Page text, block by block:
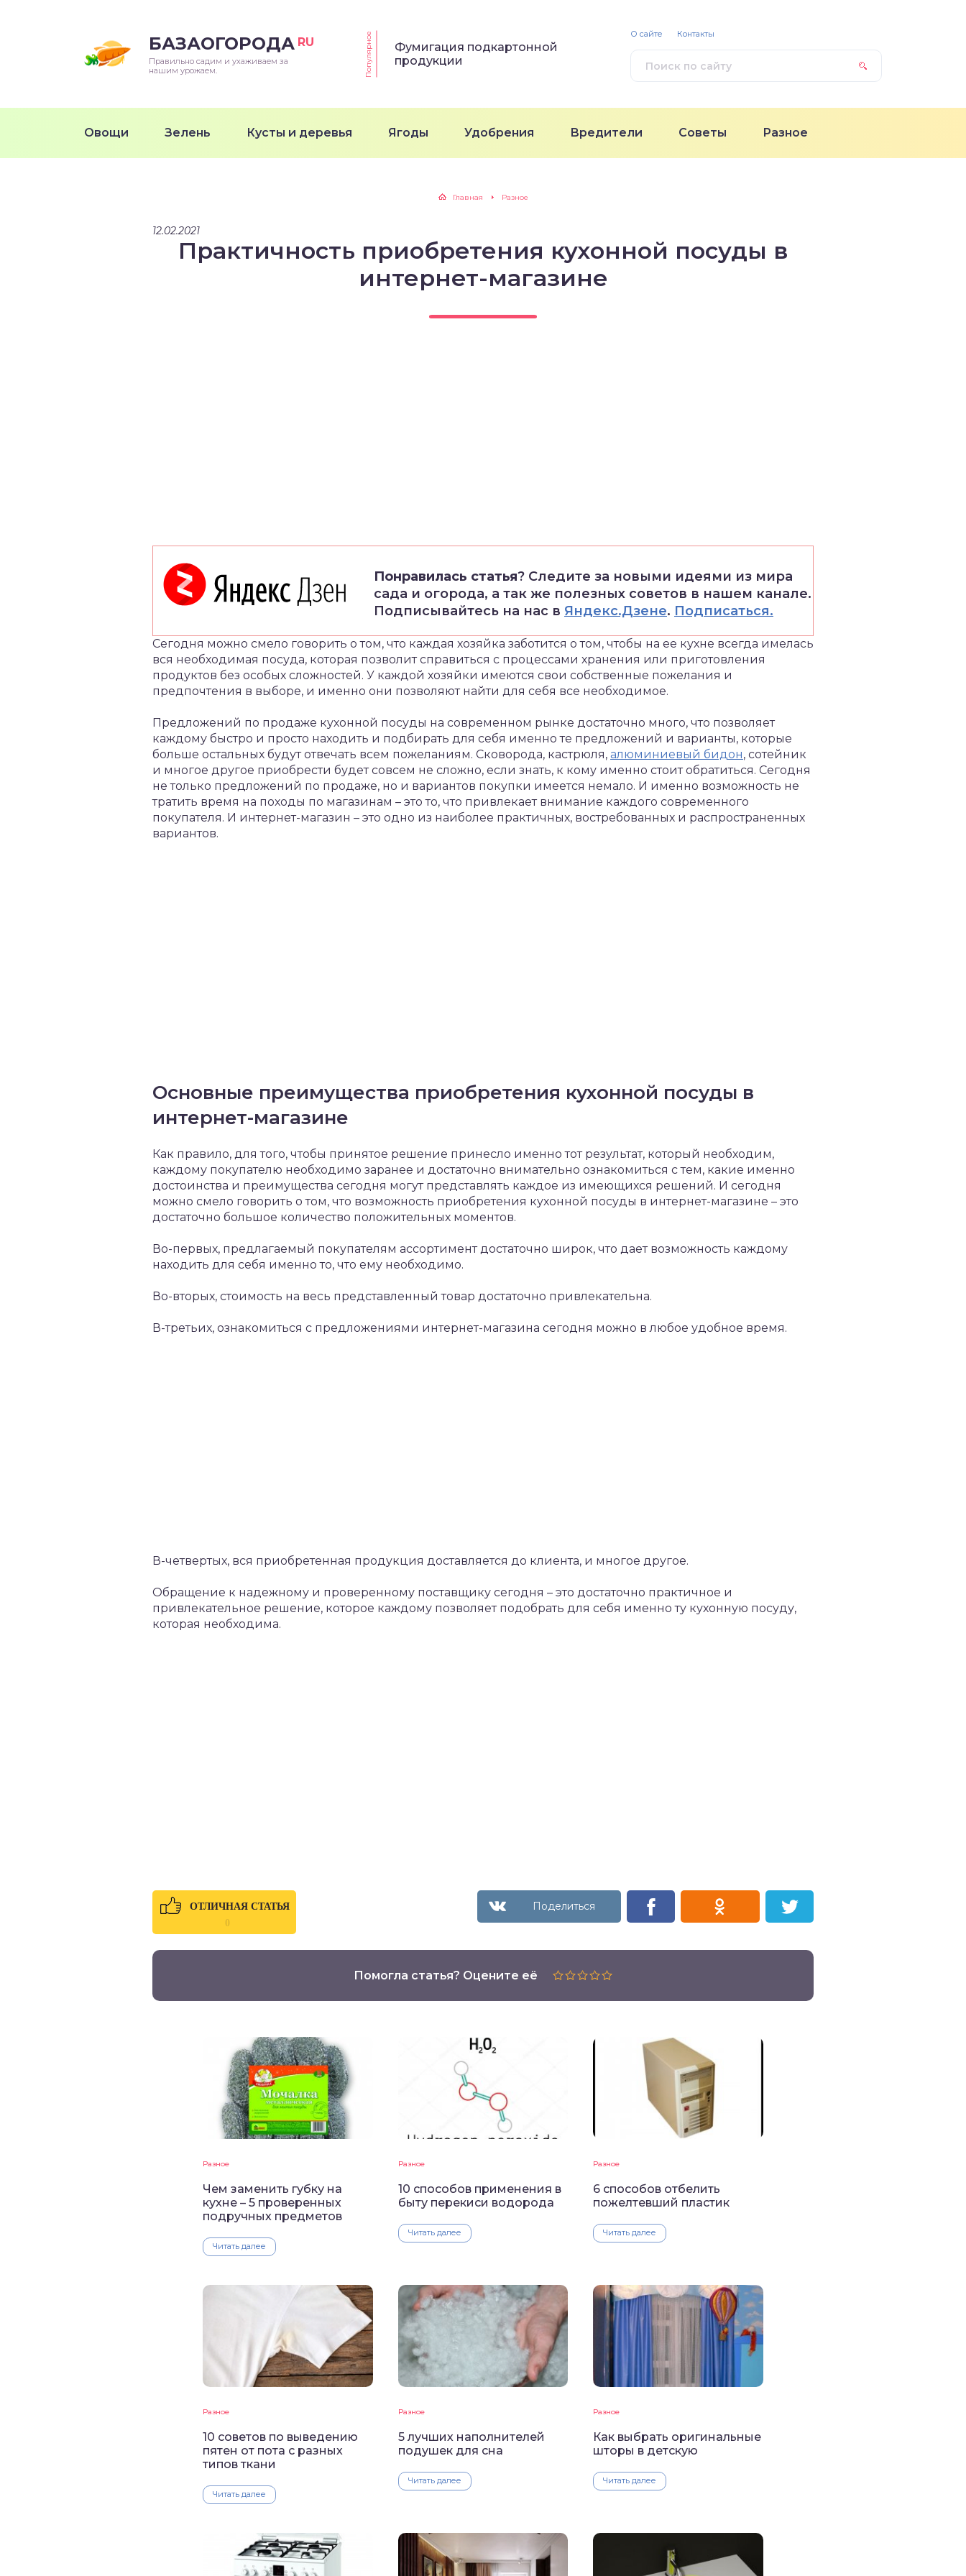
БАЗАОГОРОДА RU
Правильно садим и ухаживаем за
нашим урожаем.
Популярное
Фумигация подкартонной
продукции
Овощи Зелень Кусты и деревья Ягоды Удобрения Вредители Советы Разное
О сайте Контакты
Главная Разное
12.02.2021
Практичность приобретения кухонной посуды в
интернет-магазине
Понравилась статья? Следите за новыми идеями из мира
сада и огорода, а так же полезных советов в нашем канале.
Подписывайтесь на нас в Яндекс.Дзене. Подписаться.
Сегодня можно смело говорить о том, что каждая хозяйка заботится о том, чтобы на ее кухне всегда имелась
вся необходимая посуда, которая позволит справиться с процессами хранения или приготовления
продуктов без особых сложностей. У каждой хозяйки имеются свои собственные пожелания и
предпочтения в выборе, и именно они позволяют найти для себя все необходимое.
Предложений по продаже кухонной посуды на современном рынке достаточно много, что позволяет
каждому быстро и просто находить и подбирать для себя именно те предложений и варианты, которые
больше остальных будут отвечать всем пожеланиям. Сковорода, кастрюля, алюминиевый бидон, сотейник
и многое другое приобрести будет совсем не сложно, если знать, к кому именно стоит обратиться. Сегодня
не только предложений по продаже, но и вариантов покупки имеется немало. И именно возможность не
тратить время на походы по магазинам – это то, что привлекает внимание каждого современного
покупателя. И интернет-магазин – это одно из наиболее практичных, востребованных и распространенных
вариантов.
Основные преимущества приобретения кухонной посуды в
интернет-магазине
Как правило, для того, чтобы принятое решение принесло именно тот результат, который необходим,
каждому покупателю необходимо заранее и достаточно внимательно ознакомиться с тем, какие именно
достоинства и преимущества сегодня могут представлять каждое из имеющихся решений. И сегодня
можно смело говорить о том, что возможность приобретения кухонной посуды в интернет-магазине – это
достаточно большое количество положительных моментов.
Во-первых, предлагаемый покупателям ассортимент достаточно широк, что дает возможность каждому
находить для себя именно то, что ему необходимо.
Во-вторых, стоимость на весь представленный товар достаточно привлекательна.
В-третьих, ознакомиться с предложениями интернет-магазина сегодня можно в любое удобное время.
В-четвертых, вся приобретенная продукция доставляется до клиента, и многое другое.
Обращение к надежному и проверенному поставщику сегодня – это достаточно практичное и
привлекательное решение, которое каждому позволяет подобрать для себя именно ту кухонную посуду,
которая необходима.
ОТЛИЧНАЯ СТАТЬЯ
0
Помогла статья? Оцените её
Разное
Чем заменить губку на
кухне – 5 проверенных
подручных предметов
Читать далее
Разное
10 способов применения в
быту перекиси водорода
Читать далее
Разное
6 способов отбелить
пожелтевший пластик
Читать далее
Разное
10 советов по выведению
пятен от пота с разных
типов ткани
Читать далее
Разное
5 лучших наполнителей
подушек для сна
Читать далее
Разное
Как выбрать оригинальные
шторы в детскую
Читать далее